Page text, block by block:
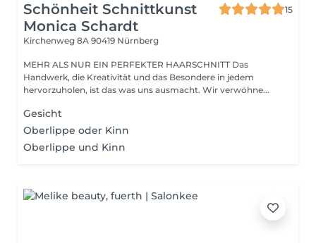
Schönheit Schnittkunst
Monica Schardt
15
Kirchenweg 8A 90419 Nürnberg
MEHR ALS NUR EIN PERFEKTER HAARSCHNITT Das
Handwerk, die Kreativität und das Besondere in jedem
hervorzuholen, ist das was uns ausmacht. Wir verwöhne...
Gesicht
Oberlippe oder Kinn
Oberlippe und Kinn